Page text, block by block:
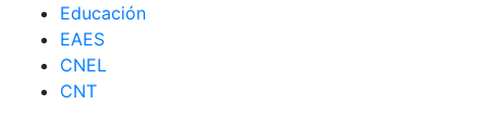
Educación
EAES
CNEL
CNT